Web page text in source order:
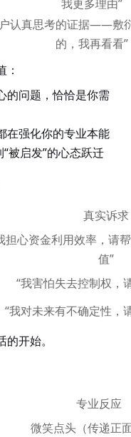
我更多理由”
认真思考的证据——敷衍
的，我再看看”
问题，恰恰是你需
强化你的专业本能
被启发”的心态跃迁
真实诉求
担心资金利用效率，请
值”
“我害怕失去控制权，
“我对未来有不确定性，
开始。
专业反应
微笑点头（传递正